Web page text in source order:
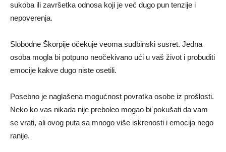
sukoba ili završetka odnosa koji je već dugo pun tenzije i
nepoverenja.
Slobodne Škorpije očekuje veoma sudbinski susret. Jedna
osoba mogla bi potpuno neočekivano ući u vaš život i probuditi
emocije kakve dugo niste osetili.
Posebno je naglašena mogućnost povratka osobe iz prošlosti.
Neko ko vas nikada nije preboleo mogao bi pokušati da vam
se vrati, ali ovog puta sa mnogo više iskrenosti i emocija nego
ranije.